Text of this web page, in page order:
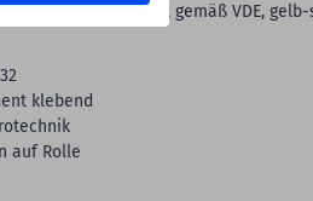
Polyethylen, Geprüft gemäß VDE,
klebend
auf Rolle